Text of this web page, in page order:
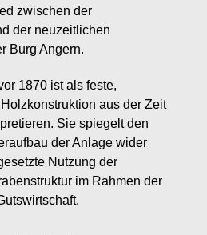
zwischen der
der neuzeitlichen
Burg Angern.
1870 ist als feste,
aus der Zeit
Sie spiegelt den
der Anlage wider
Nutzung der
im Rahmen der